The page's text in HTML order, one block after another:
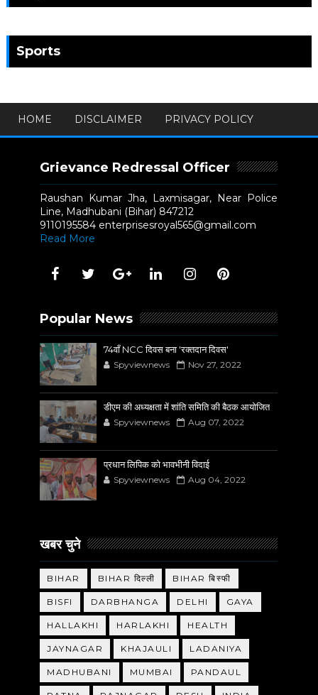
Sports
HOME DISCLAIMER PRIVACY POLICY
Grievance Redressal Officer
Raushan Kumar Jha, Laxmisagar, Near Police
Line, Madhubani (Bihar) 847212
9110195584 enterprisesroyal565@gmail.com
Read More
Popular News
74वाँ NCC दिवस बना 'रक्तदान दिवस'
Spyviewnews Nov 27, 2022
डीएम की अध्यक्षता में शांति समिति की बैठक आयोजित
Spyviewnews Aug 07, 2022
प्रधान लिपिक को भावभीनी विदाई
Spyviewnews Aug 04, 2022
खबर चुने
BIHAR BIHAR दिल्ली BIHAR बिस्फी
BISFI DARBHANGA DELHI GAYA
HALLAKHI HARLAKHI HEALTH
JAYNAGAR KHAJAULI LADANIYA
MADHUBANI MUMBAI PANDAUL